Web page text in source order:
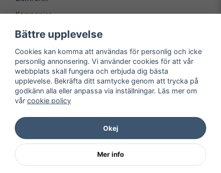
Kampanjer
© Copyright 1997-2026
Bättre upplevelse
Cookies kan komma att användas för personlig och icke
personlig annonsering. Vi använder cookies för att vår
webbplats skall fungera och erbjuda dig bästa
upplevelse. Bekräfta ditt samtycke genom att trycka på
godkänn alla eller anpassa via inställningar. Läs mer om
vår cookie policy
Okej
Mer info